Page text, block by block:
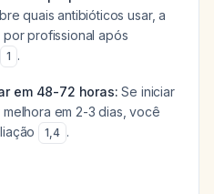
quais antibióticos usar, a
profissional após
1 .
em 48-72 horas: Se iniciar
em 2-3 dias, você
1,4 .